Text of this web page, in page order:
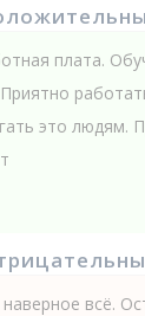
плата.
это людям.
всё.